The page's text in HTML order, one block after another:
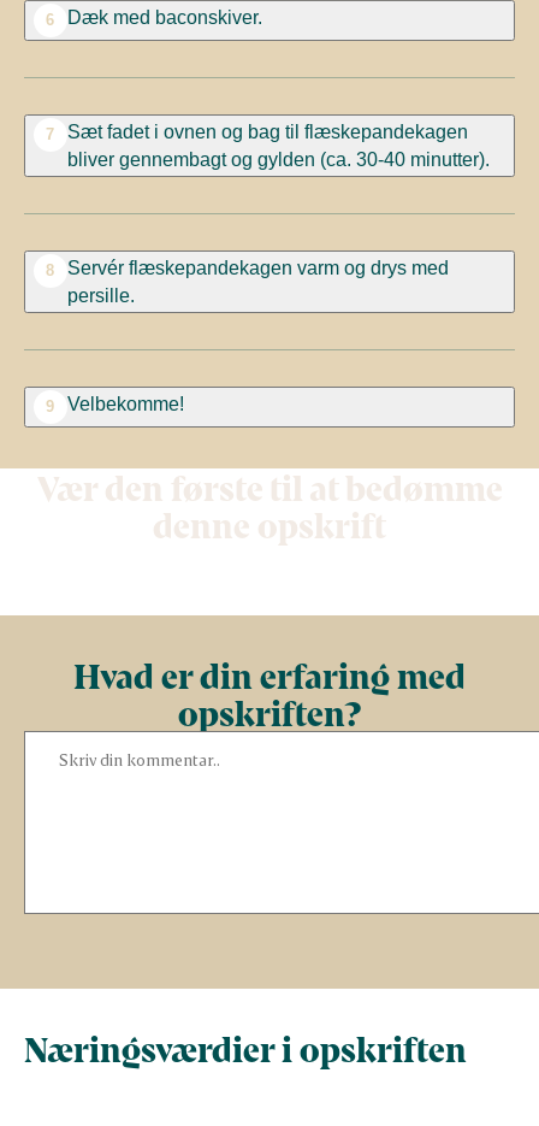
6 Dæk med baconskiver.
7
Sæt fadet i ovnen og bag til flæskepandekagen
bliver gennembagt og gylden (ca. 30-40 minutter).
8
Servér flæskepandekagen varm og drys med
persille.
9 Velbekomme!
Vær den første til at bedømme
denne opskrift
Hvad er din erfaring med
opskriften?
Næringsværdier i opskriften